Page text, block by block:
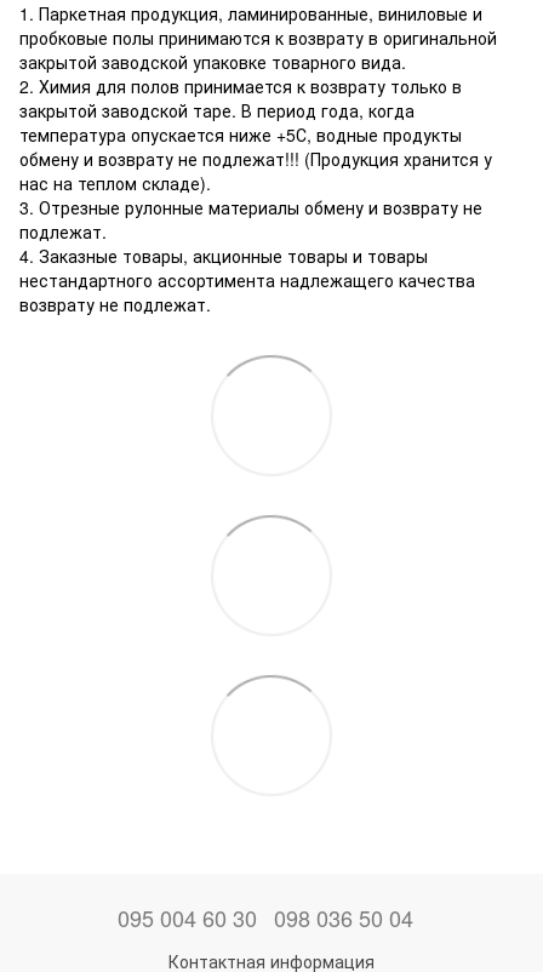
1. Паркетная продукция, ламинированные, виниловые и
пробковые полы принимаются к возврату в оригинальной
закрытой заводской упаковке товарного вида.
2. Химия для полов принимается к возврату только в
закрытой заводской таре. В период года, когда
температура опускается ниже +5С, водные продукты
обмену и возврату не подлежат!!! (Продукция хранится у
нас на теплом складе).
3. Отрезные рулонные материалы обмену и возврату не
подлежат.
4. Заказные товары, акционные товары и товары
нестандартного ассортимента надлежащего качества
возврату не подлежат.
095 004 60 30 098 036 50 04
Контактная информация